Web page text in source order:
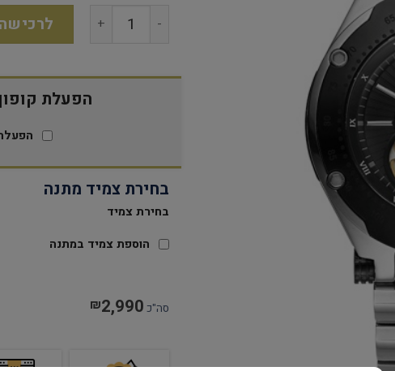
לרכישה
הפעלת קופון 15%
בחירת צמיד מתנה
בחירת צמיד
הוספת צמיד במתנה
סה"כ ₪2,990